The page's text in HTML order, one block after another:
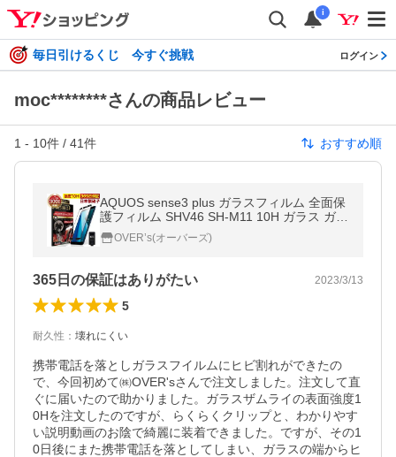
i
毎日引けるくじ 今すぐ挑戦 ログイン
moc********さんの商品レビュー
1 - 10件 / 41件 おすすめ順
AQUOS sense3 plus ガラスフィルム 全面保
護フィルム SHV46 SH-M11 10H ガラス ガラ
スザムライ らくらくクリップ付き アクオス
フィルム 黒縁
OVER’s(オーバーズ)
365日の保証はありがたい 2023/3/13
5
耐久性 ： 壊れにくい
携帯電話を落としガラスフイルムにヒビ割れができたの
で、今回初めて㈱OVER'sさんで注文しました。注文して直
ぐに届いたので助かりました。ガラスザムライの表面強度1
0Hを注文したのですが、らくらくクリップと、わかりやす
い説明動画のお陰で綺麗に装着できました。ですが、その1
0日後にまた携帯電話を落としてしまい、ガラスの端からヒ